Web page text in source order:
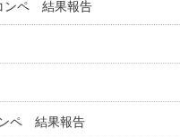
ンペ 結果報告
ペ 結果報告